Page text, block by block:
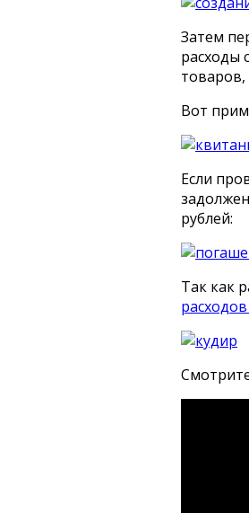
Затем
расходы
товаров,
Вот
Если
рублей:
Так как